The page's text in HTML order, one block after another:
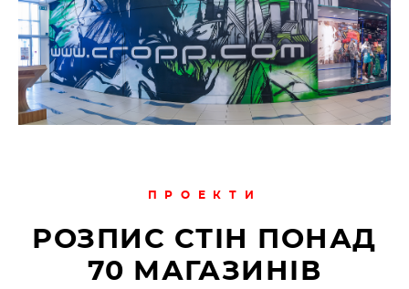
ПРОЕКТИ
РОЗПИС СТІН ПОНАД
70 МАГАЗИНІВ